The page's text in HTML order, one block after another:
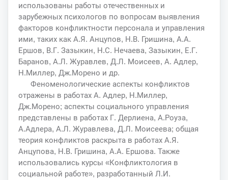
использованы работы отечественных и
зарубежных психологов по вопросам выявления
факторов конфликтности персонала и управления
ими, таких как А.Я. Анцупов, Н.В. Гришина, А.А.
Ершов, В.Г. Зазыкин, Н.С. Нечаева, Зазыкин, Е.Г.
Баранов, А.Л. Журавлев, Д.Л. Моисеев, А. Адлер,
Н.Миллер, Дж.Морено и др.
Феноменологические аспекты конфликтов
отражены в работах А. Адлер, Н.Миллер,
Дж.Морено; аспекты социального управления
представлены в работах Г. Дерлиена, А.Роуза,
А.Адлера, А.Л. Журавлева, Д.Л. Моисеева; общая
теория конфликтов раскрыта в работах А.Я.
Анцупова, Н.В. Гришина, А.А. Ершова. Также
использовались курсы «Конфликтология в
социальной работе», разработанный Л.И.